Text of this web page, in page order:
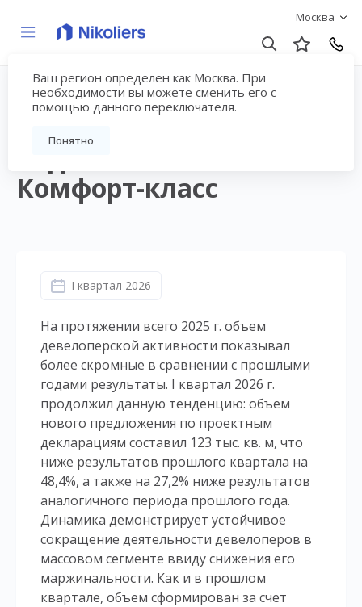
Москва
Ваш регион определен как Москва. При
необходимости вы можете сменить его с
помощью данного переключателя.
Понятно
I квартал 2026 | Москва
| Жилая
Комфорт-класс
I квартал 2026
На протяжении всего 2025 г. объем
девелоперской активности показывал
более скромные в сравнении с прошлыми
годами результаты. I квартал 2026 г.
продолжил данную тенденцию: объем
нового предложения по проектным
декларациям составил 123 тыс. кв. м, что
ниже результатов прошлого квартала на
48,4%, а также на 27,2% ниже результатов
аналогичного периода прошлого года.
Динамика демонстрирует устойчивое
сокращение деятельности девелоперов в
массовом сегменте ввиду снижения его
маржинальности. Как и в прошлом
квартале, объем сформирован за счет